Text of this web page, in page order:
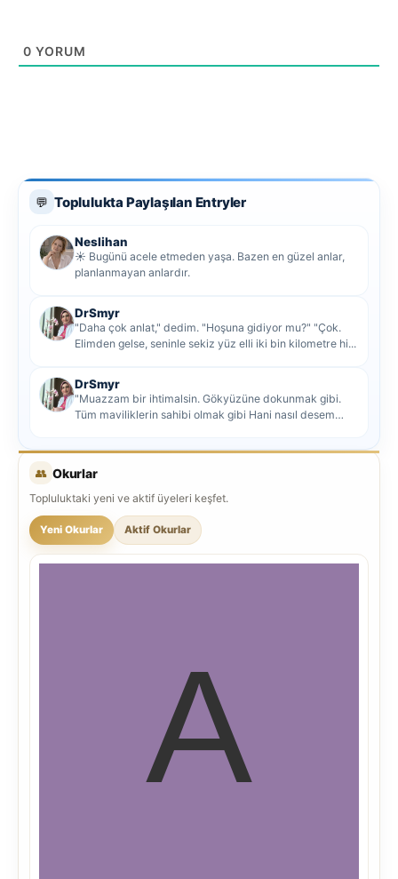
0 YORUM
💬 Toplulukta Paylaşılan Entryler
Neslihan
☀️ Bugünü acele etmeden yaşa. Bazen en güzel anlar,
planlanmayan anlardır.
DrSmyr
"Daha çok anlat," dedim. "Hoşuna gidiyor mu?" "Çok.
Elimden gelse, seninle sekiz yüz elli iki bin kilometre hi...
DrSmyr
"Muazzam bir ihtimalsin. Gökyüzüne dokunmak gibi.
Tüm maviliklerin sahibi olmak gibi Hani nasıl desem
👥 Okurlar
Topluluktaki yeni ve aktif üyeleri keşfet.
Yeni Okurlar Aktif Okurlar